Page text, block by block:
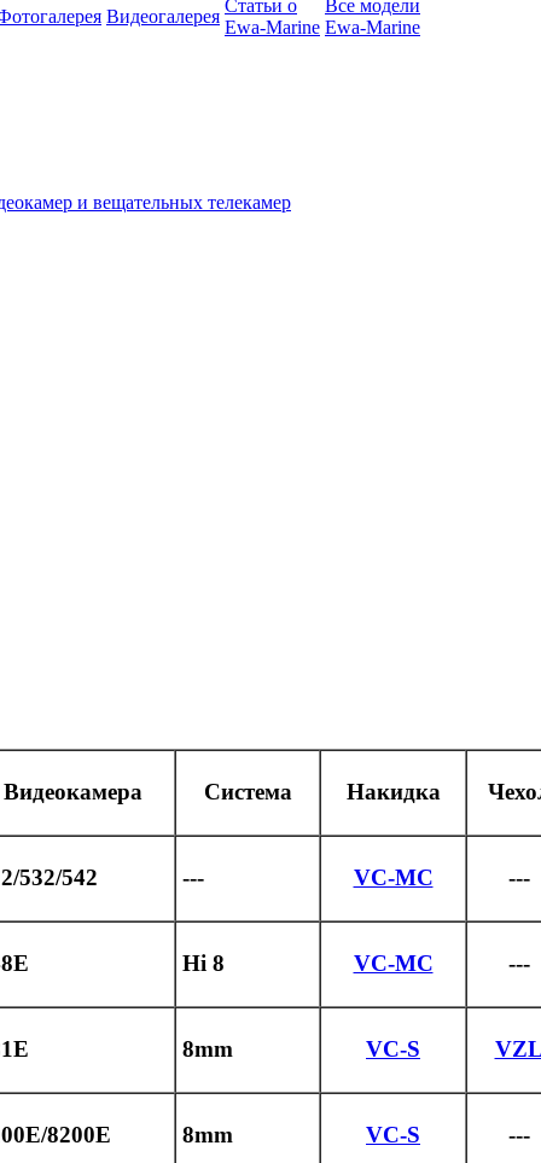
Видеогалерея
Статьи о
Ewa-Marine
Все модели
Ewa-Marine
и вещательных телекамер
Видеокамера Система Накидка
532/542 --- VC-MC ---
Hi 8 VC-MC ---
8mm VC-S
8200E 8mm VC-S ---